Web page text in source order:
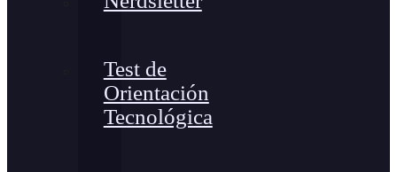
Test de
Orientación
Tecnológica